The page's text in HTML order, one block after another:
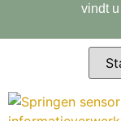
vindt